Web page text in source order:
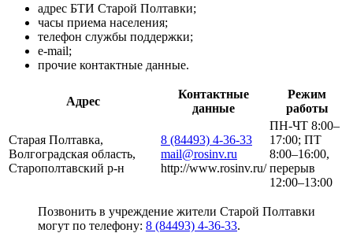
адрес БТИ Старой Полтавки;
часы приема населения;
телефон службы поддержки;
e-mail;
прочие контактные данные.
Адрес
Контактные
данные
Режим
работы
Старая Полтавка,
Волгоградская область,
Старополтавский р-н
8 (84493) 4-36-33
mail@rosinv.ru
http://www.rosinv.ru/
ПН-ЧТ 8:00–
17:00; ПТ
8:00–16:00,
перерыв
12:00–13:00
Позвонить в учреждение жители Старой Полтавки
могут по телефону: 8 (84493) 4-36-33.